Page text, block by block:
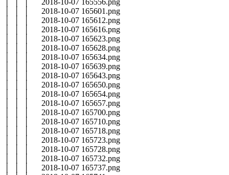
│ │ │ 2018-10-07 165556.png
│ │ │ 2018-10-07 165601.png
│ │ │ 2018-10-07 165612.png
│ │ │ 2018-10-07 165616.png
│ │ │ 2018-10-07 165623.png
│ │ │ 2018-10-07 165628.png
│ │ │ 2018-10-07 165634.png
│ │ │ 2018-10-07 165639.png
│ │ │ 2018-10-07 165643.png
│ │ │ 2018-10-07 165650.png
│ │ │ 2018-10-07 165654.png
│ │ │ 2018-10-07 165657.png
│ │ │ 2018-10-07 165700.png
│ │ │ 2018-10-07 165710.png
│ │ │ 2018-10-07 165718.png
│ │ │ 2018-10-07 165723.png
│ │ │ 2018-10-07 165728.png
│ │ │ 2018-10-07 165732.png
│ │ │ 2018-10-07 165737.png